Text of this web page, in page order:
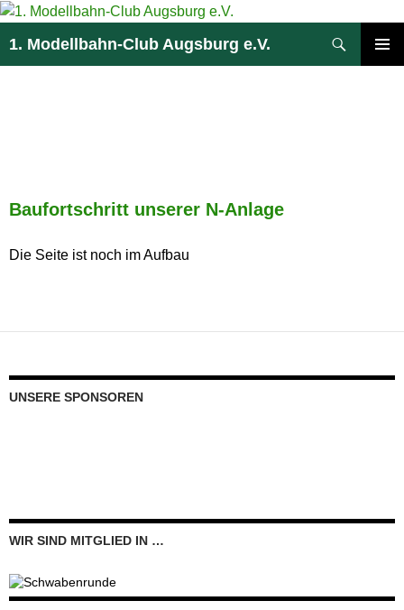
Zum
springen
1. Modellbahn-Club Augsburg e.V.
Baufortschritt unserer N-Anlage
Die Seite ist noch im Aufbau
UNSERE SPONSOREN
WIR SIND MITGLIED IN …